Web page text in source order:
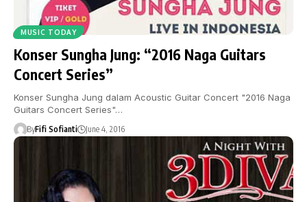
MUSIC TODAY
Konser Sungha Jung: “2016 Naga Guitars
Concert Series”
Konser Sungha Jung dalam Acoustic Guitar Concert "2016 Naga
Guitars Concert Series"…
ByFifi Sofianti June 4, 2016